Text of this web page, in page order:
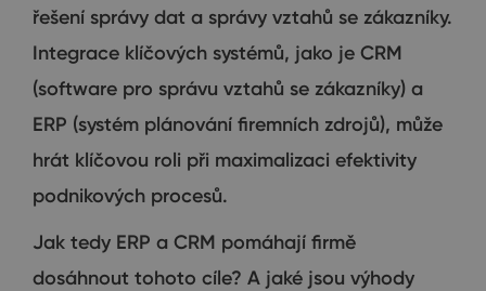
řešení správy dat a správy vztahů se zákazníky.
Integrace klíčových systémů, jako je CRM
(software pro správu vztahů se zákazníky) a
ERP (systém plánování firemních zdrojů), může
hrát klíčovou roli při maximalizaci efektivity
podnikových procesů.
Jak tedy ERP a CRM pomáhají firmě
dosáhnout tohoto cíle? A jaké jsou výhody